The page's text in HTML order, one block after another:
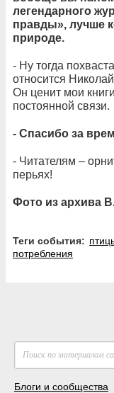
легендарного
правды», лучше
природе.
- Ну тогда
относится
Он ценит мои
постоянной связи.
- Спасибо за
- Читателям –
перьях!
Фото из архива
Теги события:
потребления
Блоги и сообщества